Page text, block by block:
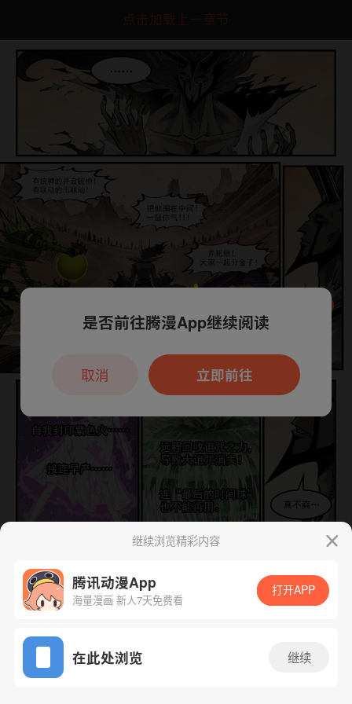
点击加载上一章节
App免费看
下一话 腾漫App免费看
继续浏览精彩内容
腾讯动漫App
海量漫画 新人7天免费看
打开APP
在此处浏览 继续
本章节仅支持App阅读，可打开App新用
户7天免费看
是否前往腾漫App继续阅读
立即前往
取消